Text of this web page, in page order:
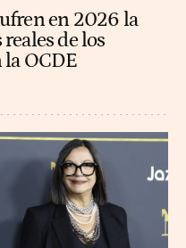
en 2026 la
de los
OCDE